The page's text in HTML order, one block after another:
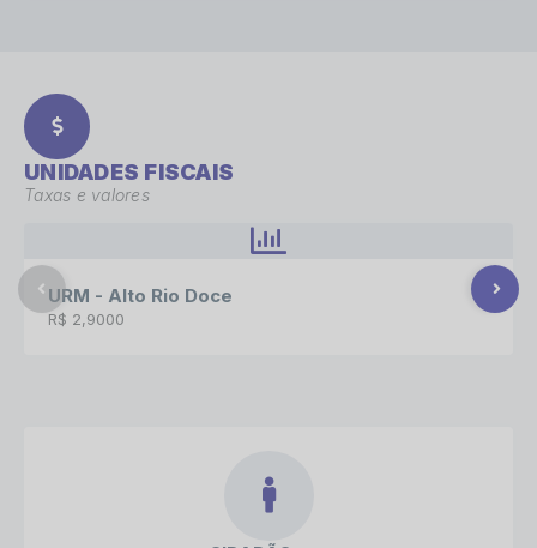
UNIDADES FISCAIS
Taxas e valores
URM - Alto Rio Doce
R$ 2,9000